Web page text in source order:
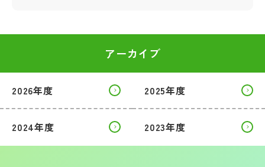
アーカイブ
2026年度 2025年度
2024年度 2023年度